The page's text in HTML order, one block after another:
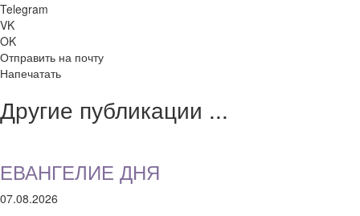
Telegram
VK
OK
Отправить на почту
Напечатать
Другие публикации ...
ЕВАНГЕЛИЕ ДНЯ
07.08.2026